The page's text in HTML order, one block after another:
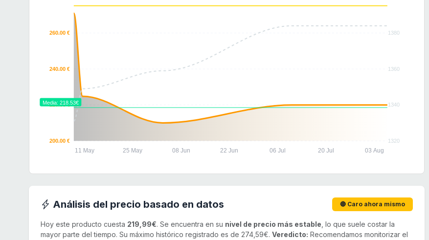
1380
1360
1340
1320
260.00 €
240.00 €
220.00 €
200.00 €
11 May 25 May 08 Jun 22 Jun 06 Jul 20 Jul 03 Aug
Media: 218.53€
Análisis del precio basado en datos 🔴 Caro ahora mismo
Hoy este producto cuesta 219,99€. Se encuentra en su nivel de precio más estable , lo que suele costar la
mayor parte del tiempo. Su máximo histórico registrado es de 274,59€. Veredicto: Recomendamos monitorizar el